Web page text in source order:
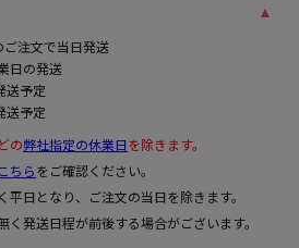
ご注文で当日発送
日の発送
送予定
送予定
の弊社指定の休業日を除きます。
こちらをご確認ください。
日となり、ご注文の当日を除きます。
発送日程が前後する場合がございます。